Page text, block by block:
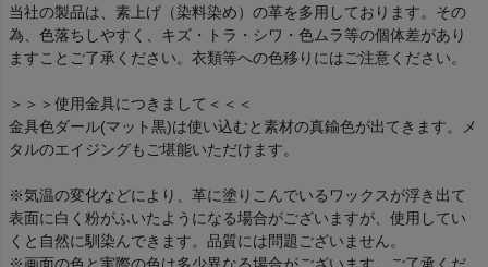
当社の製品は、素上げ（染料染め）の革を多用しております。その
為、色落ちしやすく、キズ・トラ・シワ・色ムラ等の個体差があり
ますことご了承ください。衣類等への色移りにはご注意ください。
＞＞＞使用金具につきまして＜＜＜
金具色ダール(マット黒)は使い込むと素材の真鍮色が出てきます。メ
タルのエイジングもご堪能いただけます。
※気温の変化などにより、革に塗りこんでいるワックスが浮き出て
表面に白く粉がふいたようになる場合がございますが、使用してい
くと自然に馴染んできます。品質には問題ございません。